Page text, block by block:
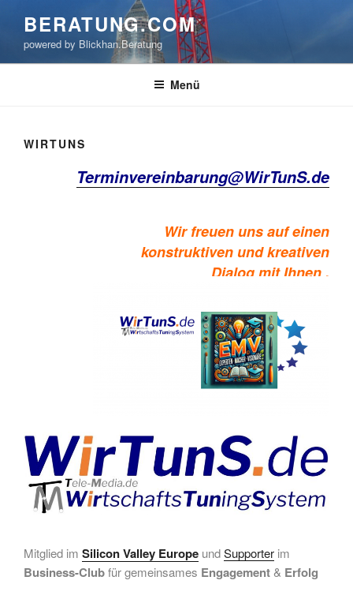
springen
BERATUNG.COM
powered by Blickhan.Beratung
Menü
WIRTUNS
Terminvereinbarung@WirTunS.de
Wir freuen uns auf einen
konstruktiven und kreativen
Dialog mit Ihnen .
Mitglied im Silicon Valley Europe undSupporter im
Business-Clubfür gemeinsames Engagement & Erfolg